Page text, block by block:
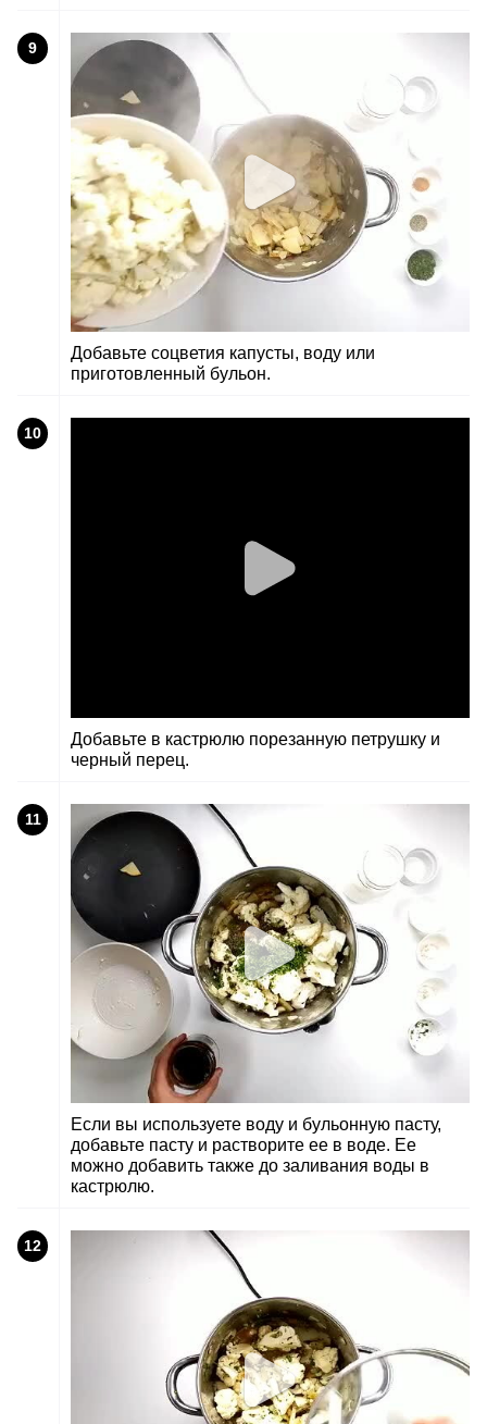
9
Добавьте соцветия капусты, воду или
приготовленный бульон.
10
Добавьте в кастрюлю порезанную петрушку и
черный перец.
11
Если вы используете воду и бульонную пасту,
добавьте пасту и растворите ее в воде. Ее
можно добавить также до заливания воды в
кастрюлю.
12